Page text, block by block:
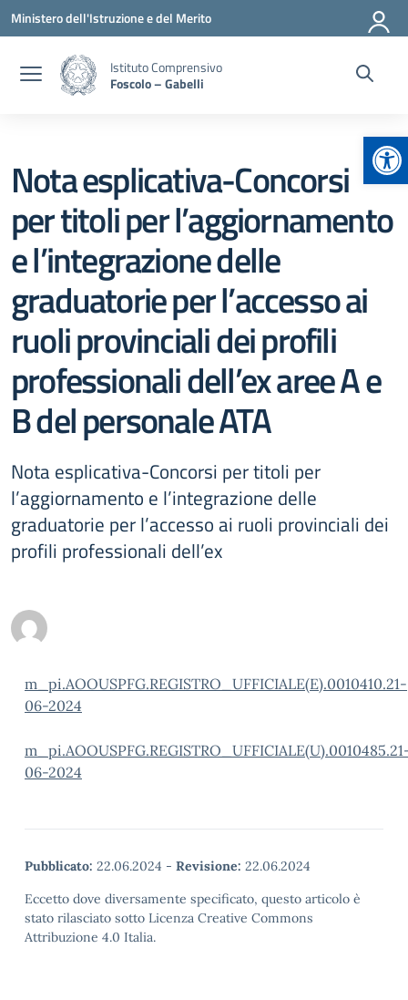
Vai ai contenuti
Vai al menu di navigazione
Vai al footer
Ministero dell'Istruzione e del Merito
Istituto Comprensivo
Foscolo – Gabelli
Nota esplicativa-Concorsi
per titoli per l’aggiornamento
e l’integrazione delle
graduatorie per l’accesso ai
ruoli provinciali dei profili
professionali dell’ex aree A e
B del personale ATA
Nota esplicativa-Concorsi per titoli per
l’aggiornamento e l’integrazione delle
graduatorie per l’accesso ai ruoli provinciali dei
profili professionali dell’ex
m_pi.AOOUSPFG.REGISTRO_UFFICIALE(E).0010410.21-
06-2024
06-2024
Pubblicato: 22.06.2024 - Revisione: 22.06.2024
Eccetto dove diversamente specificato, questo articolo è
stato rilasciato sotto Licenza Creative Commons
Attribuzione 4.0 Italia.